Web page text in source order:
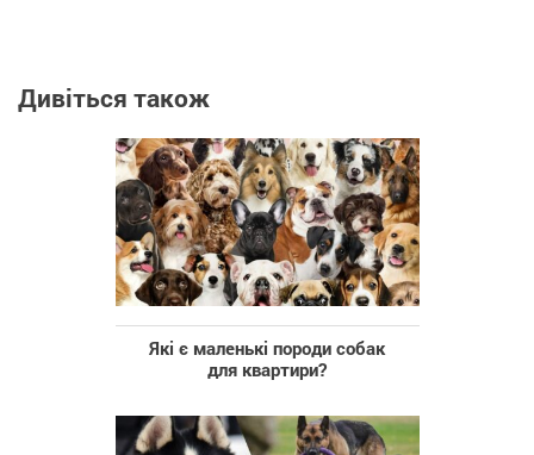
Дивіться також
Які є маленькі породи собак
для квартири?